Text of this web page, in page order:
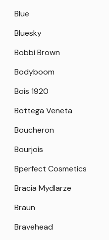
Blue
Bluesky
Bobbi Brown
Bodyboom
Bois 1920
Bottega Veneta
Boucheron
Bourjois
Bperfect Cosmetics
Bracia Mydlarze
Braun
Bravehead